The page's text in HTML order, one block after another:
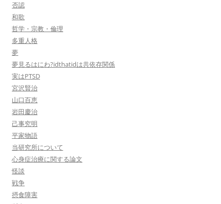
否認
和歌
哲学・宗教・倫理
多重人格
夢
夢見るはにわ?idthatidは共依存関係
実はPTSD
宮沢賢治
山口百恵
岩田慶治
己事究明
平家物語
当研究所について
心身症治療に関する論文
怪談
戦争
摂食障害